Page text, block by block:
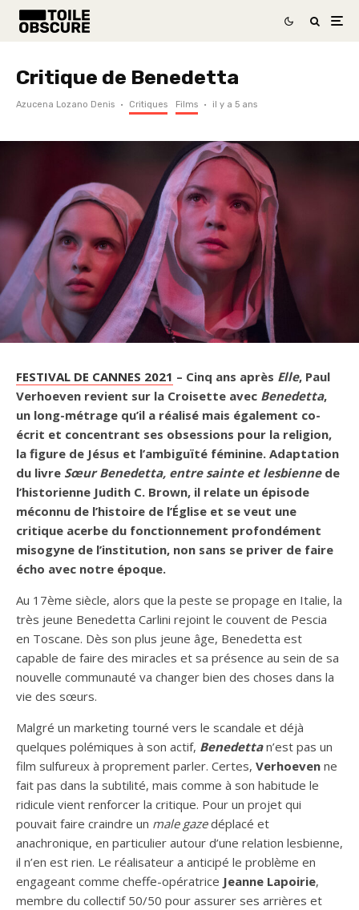
Critique de Benedetta
Azucena Lozano Denis · Critiques Films · il y a 5 ans
FESTIVAL DE CANNES 2021 – Cinq ans après Elle, Paul
Verhoeven revient sur la Croisette avec Benedetta,
un long-métrage qu’il a réalisé mais également co-
écrit et concentrant ses obsessions pour la religion,
la figure de Jésus et l’ambiguïté féminine. Adaptation
du livre Sœur Benedetta, entre sainte et lesbienne de
l’historienne Judith C. Brown, il relate un épisode
méconnu de l’histoire de l’Église et se veut une
critique acerbe du fonctionnement profondément
misogyne de l’institution, non sans se priver de faire
écho avec notre époque.
Au 17ème siècle, alors que la peste se propage en Italie, la
très jeune Benedetta Carlini rejoint le couvent de Pescia
en Toscane. Dès son plus jeune âge, Benedetta est
capable de faire des miracles et sa présence au sein de sa
nouvelle communauté va changer bien des choses dans la
vie des sœurs.
Malgré un marketing tourné vers le scandale et déjà
quelques polémiques à son actif, Benedettan’est pas un
film sulfureux à proprement parler. Certes, Verhoeven ne
fait pas dans la subtilité, mais comme à son habitude le
ridicule vient renforcer la critique. Pour un projet qui
pouvait faire craindre un male gazedéplacé et
anachronique, en particulier autour d’une relation lesbienne,
il n’en est rien. Le réalisateur a anticipé le problème en
engageant comme cheffe-opératrice Jeanne Lapoirie,
membre du collectif 50/50 pour assurer ses arrières et